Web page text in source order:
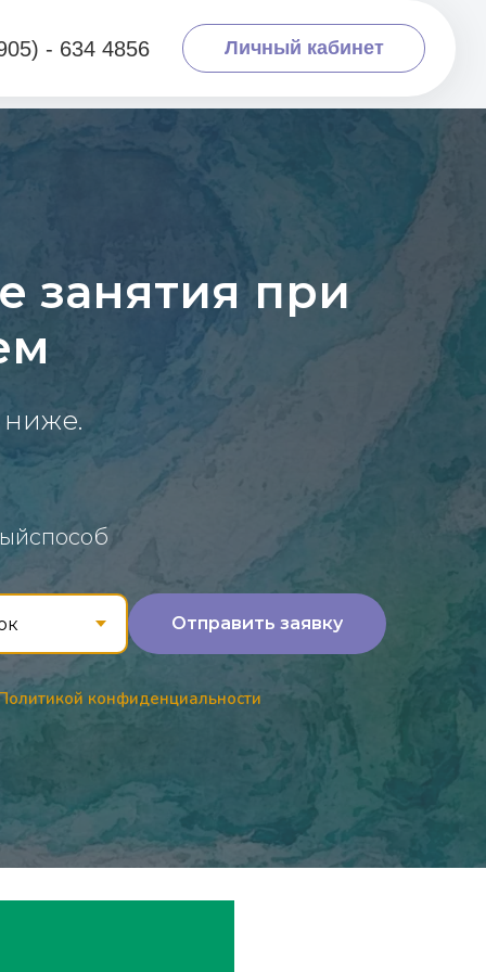
Личный кабинет
занятия при
ниже.
Отправить заявку
конфиденциальности